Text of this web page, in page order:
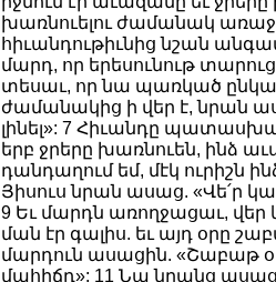
խառնուելու ժամանակ
հիւանդութիւնից նշան
մարդ, որ երեսունութ
տեսաւ, որ նա պառկած
ժամանակից ի վեր է, նրան
լինել»: 7 Հիւանդը
երբ ջրերը խառնուեն, ինձ
դանդաղում եմ, մէկ ուրիշն
Յիսուս նրան ասաց. «Վե՛ր
9 Եւ մարդն առողջացաւ, վեր
ման էր գալիս. եւ այդ օրը
մարդուն ասացին. «Շաբաթ օր
մահիճդ»: 11 Նա նրանց